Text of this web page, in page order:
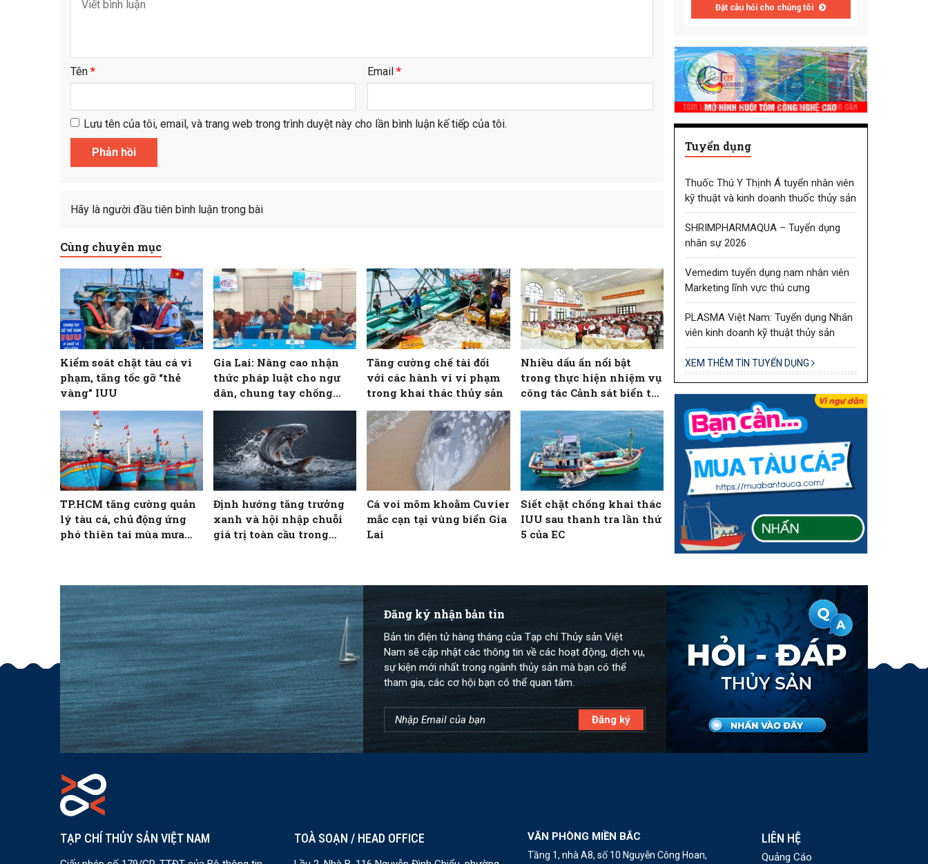
Tên * Email*
Lưu tên của tôi, email, và trang web trong trình duyệt này cho lần bình luận kế tiếp của tôi.
Hãy là người đầu tiên bình luận trong bài
Cùng chuyên mục
Kiểm soát chặt tàu cá vi
phạm, tăng tốc gỡ “thẻ
vàng” IUU
Gia Lai: Nâng cao nhận
thức pháp luật cho ngư
dân, chung tay chống
khai thác IUU
Tăng cường chế tài đối
với các hành vi vi phạm
trong khai thác thủy sản
Nhiều dấu ấn nổi bật
trong thực hiện nhiệm vụ
công tác Cảnh sát biển tại
Hải đội 102
TP.HCM tăng cường quản
lý tàu cá, chủ động ứng
phó thiên tai mùa mưa
Định hướng tăng trưởng
xanh và hội nhập chuỗi
giá trị toàn cầu trong
Cá voi mõm khoằm Cuvier
mắc cạn tại vùng biển Gia
Lai
Siết chặt chống khai thác
IUU sau thanh tra lần thứ
5 của EC
Đặt câu hỏi cho chúng tôi
Tuyển dụng
Thuốc Thú Y Thịnh Á tuyển nhân viên
kỹ thuật và kinh doanh thuốc thủy sản
SHRIMPHARMAQUA – Tuyển dụng
nhân sự 2026
Vemedim tuyển dụng nam nhân viên
Marketing lĩnh vực thú cưng
PLASMA Việt Nam: Tuyển dụng Nhân
viên kinh doanh kỹ thuật thủy sản
XEM THÊM TIN TUYỂN DỤNG
Đăng ký nhận bản tin
Bản tin điện tử hàng tháng của Tạp chí Thủy sản Việt
Nam sẽ cập nhật các thông tin về các hoạt động, dịch vụ,
sự kiện mới nhất trong ngành thủy sản mà bạn có thể
tham gia, các cơ hội bạn có thể quan tâm.
TẠP CHÍ THỦY SẢN VIỆT NAM TOÀ SOẠN / HEAD OFFICE VĂN PHÒNG MIỀN BẮC
Tầng 1, nhà A8, số 10 Nguyễn Công Hoan,
LIÊN HỆ
Quảng Cáo